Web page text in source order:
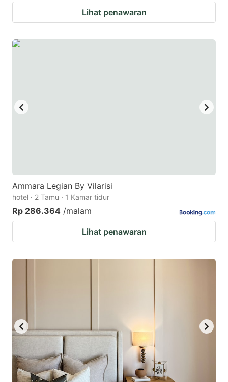
Lihat penawaran
Ammara Legian By Vilarisi
hotel · 2 Tamu · 1 Kamar tidur
Rp 286.364 /malam
Lihat penawaran